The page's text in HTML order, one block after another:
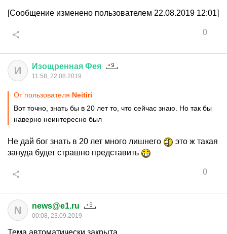
[Сообщение изменено пользователем 22.08.2019 12:01]
0
И Изощренная Фея
11:58, 22.08.2019
От пользователя Neitiri
Вот точно, знать бы в 20 лет то, что сейчас знаю. Но так бы
наверно неинтересно был
Не дай бог знать в 20 лет много лишнего
это ж такая
зануда будет страшно представить
0
N news@e1.ru
00:08, 23.09.2019
Тема автоматически закрыта.